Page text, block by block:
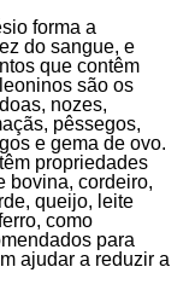
forma a
do sangue, e
que contêm
são os
nozes,
pêssegos,
e gema de ovo.
propriedades
bovina, cordeiro,
queijo, leite
como
para
ajudar a reduzir a